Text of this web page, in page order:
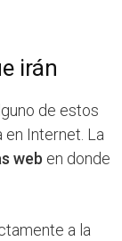
irán
de estos
Internet. La
web en donde
a la